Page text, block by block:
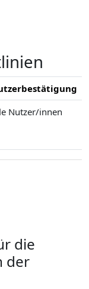
Nutzer/innen
die
der